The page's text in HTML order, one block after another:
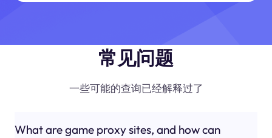
常见问题
一些可能的查询已经解释过了
What are game proxy sites, and how can